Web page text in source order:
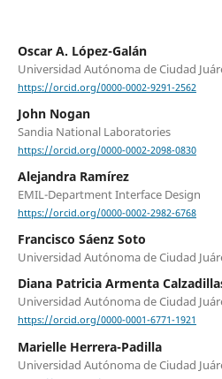
Oscar A. López-Galán
Universidad Autónoma de Ciudad
https://orcid.org/0000-0002-9291-2562
John Nogan
Sandia National Laboratories
https://orcid.org/0000-0002-2098-0830
Alejandra Ramírez
EMIL-Department Interface Design
https://orcid.org/0000-0002-2982-6768
Francisco Sáenz Soto
Universidad Autónoma de Ciudad
Diana Patricia Armenta
Universidad Autónoma de Ciudad
https://orcid.org/0000-0001-6771-1921
Marielle Herrera-Padilla
Universidad Autónoma de Ciudad